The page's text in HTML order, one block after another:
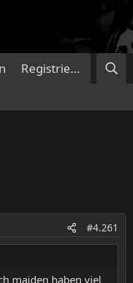
Registrieren
#4.261
maiden haben viel